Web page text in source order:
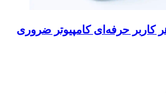
کاربر حرفه‌ای کامپیوتر ضروری